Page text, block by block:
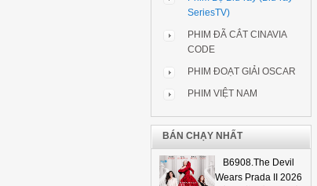
SeriesTV)
PHIM ĐÃ CẮT CINAVIA
CODE
PHIM ĐOẠT GIẢI OSCAR
PHIM VIỆT NAM
BÁN CHẠY NHẤT
B6908.The Devil
Wears Prada II 2026